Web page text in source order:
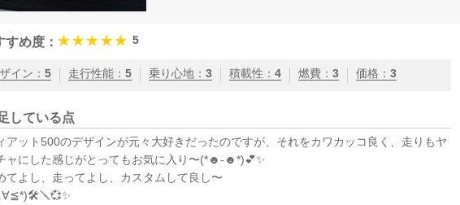
すめ度： 5
イン ： 5 走行性能 ： 5 乗り心地 ： 3 積載性 ： 4 燃費 ： 3 価格 ： 3
している点
アット500のデザインが元々大好きだったのですが、それをカワカッコ良く、走りもヤ
ャにした感じがとってもお気に入り〜(*☻-☻*)💕✨
てよし、走ってよし、カスタムして良し〜